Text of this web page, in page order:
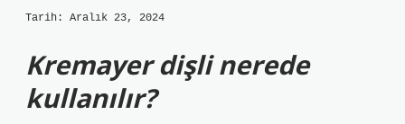
Tarih: Aralık 23, 2024
Kremayer dişli nerede
kullanılır?